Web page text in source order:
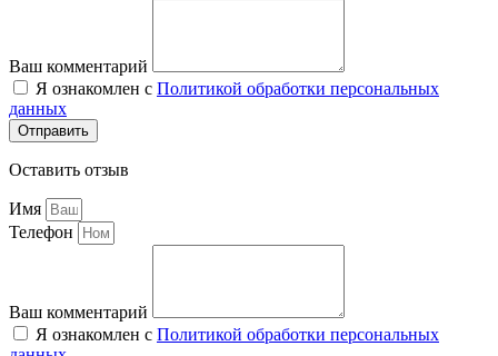
Ваш комментарий
Я ознакомлен с Политикой обработки персональных
данных
Отправить
Оставить отзыв
Имя
Телефон
Ваш комментарий
Я ознакомлен с Политикой обработки персональных